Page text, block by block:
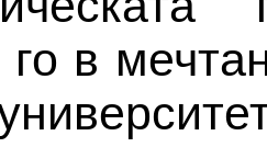
в